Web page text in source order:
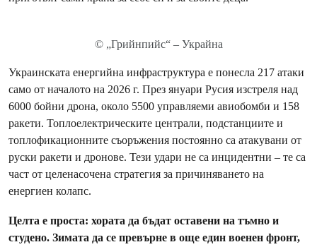
© „Грийнпийс“ – Украйна
Украинската енергийна инфраструктура е понесла 217 атаки
само от началото на 2026 г. През януари Русия изстреля над
6000 бойни дрона, около 5500 управляеми авиобомби и 158
ракети. Топлоелектрическите централи, подстанциите и
топлофикационните съоръжения постоянно са атакувани от
руски ракети и дронове. Тези удари не са инцидентни – те са
част от целенасочена стратегия за причиняването на
енергиен колапс.
Целта е проста: хората да бъдат оставени на тъмно и
студено. Зимата да се превърне в още един военен фронт,